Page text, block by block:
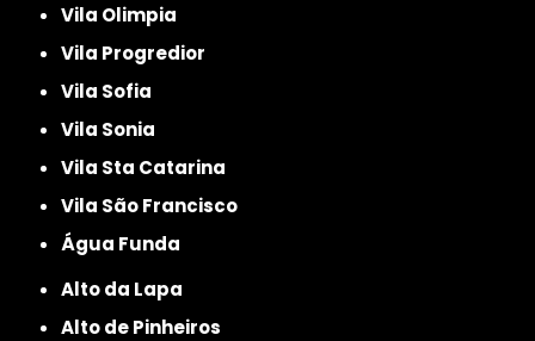
Vila Olimpia
Vila Progredior
Vila Sofia
Vila Sonia
Vila Sta Catarina
Vila São Francisco
Água Funda
Alto da Lapa
Alto de Pinheiros